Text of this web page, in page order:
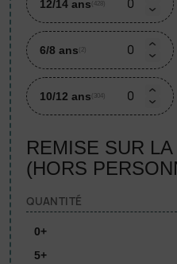
12/14 ans (428)
6/8 ans (2)
10/12 ans (304)
REMISE SUR
(HORS
QUANTITÉ
0+
5+